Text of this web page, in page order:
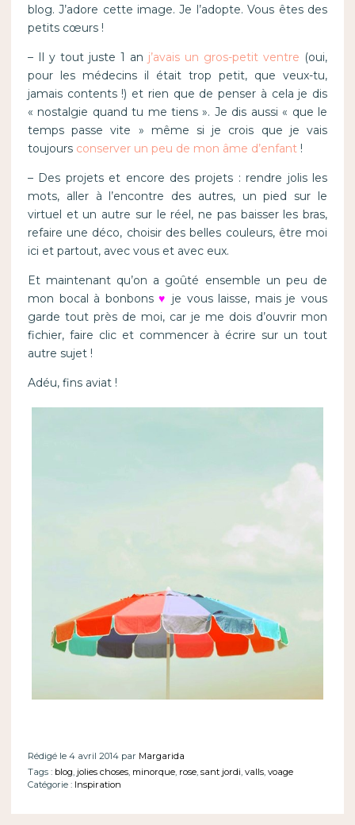
blog. J’adore cette image. Je l’adopte. Vous êtes des
petits cœurs !
– Il y tout juste 1 an j’avais un gros-petit ventre (oui,
pour les médecins il était trop petit, que veux-tu,
jamais contents !) et rien que de penser à cela je dis
« nostalgie quand tu me tiens ». Je dis aussi « que le
temps passe vite » même si je crois que je vais
toujours conserver un peu de mon âme d’enfant!
– Des projets et encore des projets : rendre jolis les
mots, aller à l’encontre des autres, un pied sur le
virtuel et un autre sur le réel, ne pas baisser les bras,
refaire une déco, choisir des belles couleurs, être moi
ici et partout, avec vous et avec eux.
Et maintenant qu’on a goûté ensemble un peu de
mon bocal à bonbons♥ je vous laisse, mais je vous
garde tout près de moi, car je me dois d’ouvrir mon
fichier, faire clic et commencer à écrire sur un tout
autre sujet !
Adéu, fins aviat !
Rédigé le 4 avril 2014 par Margarida
Tags : blog, jolies choses, minorque, rose, sant jordi, valls, voage
Catégorie : Inspiration